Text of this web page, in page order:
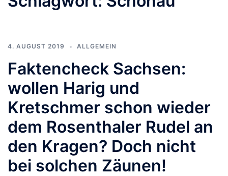
4. AUGUST 2019 ALLGEMEIN
Faktencheck Sachsen:
wollen Harig und
Kretschmer schon wieder
dem Rosenthaler Rudel an
den Kragen? Doch nicht
bei solchen Zäunen!